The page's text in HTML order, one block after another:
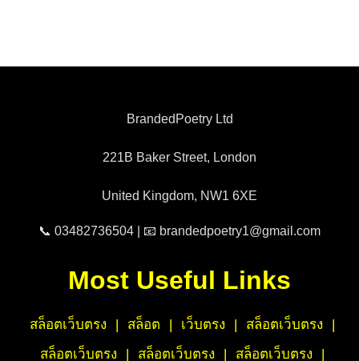
BrandedPoetry Ltd
221B Baker Street, London
United Kingdom, NW1 6XE
📞 03482736504 | 📧 brandedpoetry1@gmail.com
Most Useful Links
สล็อตเว็บตรง | สล็อต | เว็บตรง | สล็อตเว็บตรง
|
สล็อตเว็บตรง
| สล็อตเว็บตรง | สล็อตเว็บตรง |